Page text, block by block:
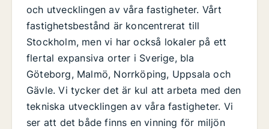
och utvecklingen av våra fastigheter. Vårt
fastighetsbestånd är koncentrerat till
Stockholm, men vi har också lokaler på ett
flertal expansiva orter i Sverige, bla
Göteborg, Malmö, Norrköping, Uppsala och
Gävle. Vi tycker det är kul att arbeta med den
tekniska utvecklingen av våra fastigheter. Vi
ser att det både finns en vinning för miljön